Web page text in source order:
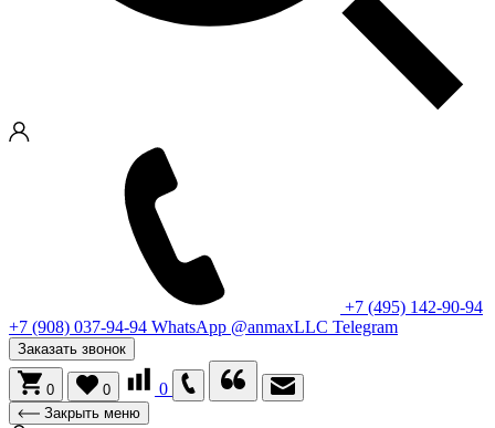
+7 (495) 142-90-94
+7 (908) 037-94-94 WhatsApp @anmaxLLC Telegram
Заказать звонок
0 0 0
Закрыть меню